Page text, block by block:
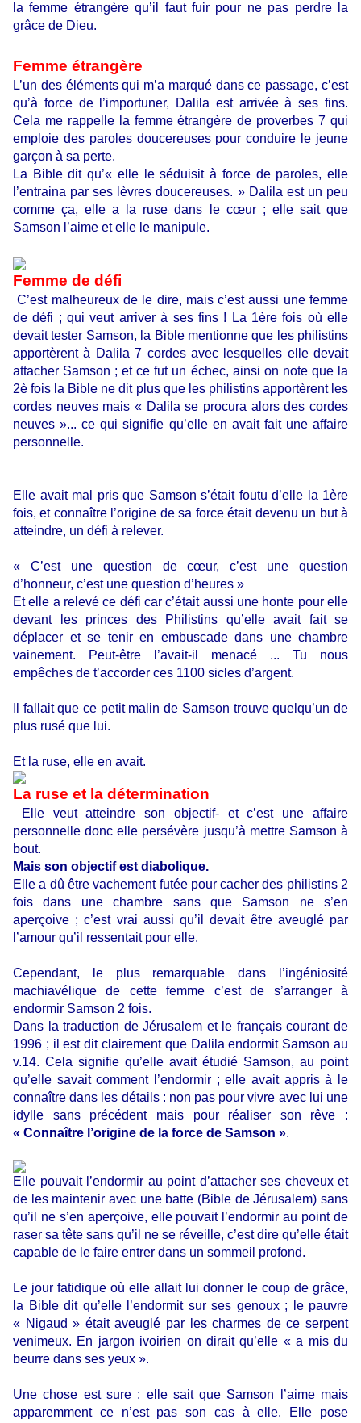
la femme étrangère qu’il faut fuir pour ne pas perdre la
grâce de Dieu.
Femme étrangère
L’un des éléments qui m’a marqué dans ce passage, c’est
qu’à force de l’importuner, Dalila est arrivée à ses fins.
Cela me rappelle la femme étrangère de proverbes 7 qui
emploie des paroles doucereuses pour conduire le jeune
garçon à sa perte.
La Bible dit qu’« elle le séduisit à force de paroles, elle
l’entraina par ses lèvres doucereuses. » Dalila est un peu
comme ça, elle a la ruse dans le cœur ; elle sait que
Samson l’aime et elle le manipule.
Femme de défi
C’est malheureux de le dire, mais c’est aussi une femme
de défi ; qui veut arriver à ses fins !
La 1ère fois où elle
devait tester Samson, la Bible mentionne que les philistins
apportèrent à Dalila 7 cordes avec lesquelles elle devait
attacher Samson ; et ce fut un échec, ainsi on note que la
2è fois la Bible ne dit plus que les philistins apportèrent les
cordes neuves mais « Dalila se procura alors des cordes
neuves »... ce qui signifie qu’elle en avait fait une affaire
personnelle.
Elle avait mal pris que Samson s’était foutu d’elle la 1ère
fois, et connaître l’origine de sa force était devenu un but à
atteindre, un défi à relever.
« C’est une question de cœur, c’est une question
d’honneur, c’est une question d’heures »
Et elle a relevé ce défi car c’était aussi une honte pour elle
devant les princes des Philistins qu’elle avait fait se
déplacer et se tenir en embuscade dans une chambre
vainement. Peut-être l’avait-il menacé ... Tu nous
empêches de t’accorder ces 1100 sicles d’argent.
Il fallait que ce petit malin de Samson trouve quelqu’un de
plus rusé que lui.
Et la ruse, elle en avait.
La ruse et la détermination
Elle veut atteindre son objectif- et c’est une affaire
personnelle donc elle persévère jusqu’à mettre Samson à
bout.
Mais son objectif est diabolique.
Elle a dû être vachement futée pour cacher des philistins 2
fois dans une chambre sans que Samson ne s’en
aperçoive ; c’est vrai aussi qu’il devait être aveuglé par
l’amour qu’il ressentait pour elle.
Cependant, le plus remarquable dans l’ingéniosité
machiavélique de cette femme c’est de s’arranger à
endormir Samson 2 fois.
Dans la traduction de Jérusalem et le français courant de
1996 ; il est dit clairement que Dalila endormit Samson au
v.14. Cela signifie qu’elle avait étudié Samson, au point
qu’elle savait comment l’endormir ; elle avait appris à le
connaître dans les détails : non pas pour vivre avec lui une
idylle sans précédent mais pour réaliser son rêve :
« Connaître l’origine de la force de Samson ».
Elle pouvait l’endormir au point d’attacher ses cheveux et
de les maintenir avec une batte (Bible de Jérusalem) sans
qu’il ne s’en aperçoive, elle pouvait l’endormir au point de
raser sa tête sans qu’il ne se réveille, c’est dire qu’elle était
capable de le faire entrer dans un sommeil profond.
Le jour fatidique où elle allait lui donner le coup de grâce,
la Bible dit qu’elle l’endormit sur ses genoux ; le pauvre
« Nigaud » était aveuglé par les charmes de ce serpent
venimeux. En jargon ivoirien on dirait qu’elle « a mis du
beurre dans ses yeux ».
Une chose est sure : elle sait que Samson l’aime mais
apparemment ce n’est pas son cas à elle. Elle pose